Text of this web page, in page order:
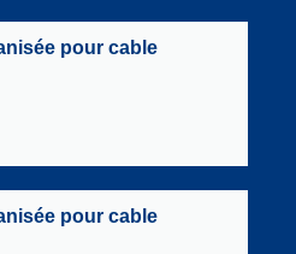
pour cable
pour cable